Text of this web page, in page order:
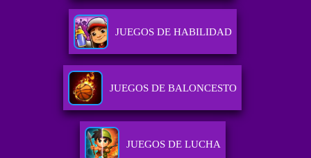
JUEGOS DE HABILIDAD
JUEGOS DE BALONCESTO
JUEGOS DE LUCHA